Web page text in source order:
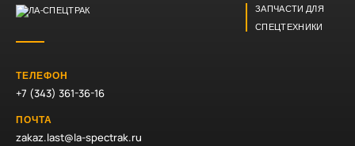
ЗАПЧАСТИ ДЛЯ
СПЕЦТЕХНИКИ
ТЕЛЕФОН
+7 (343) 361-36-16
ПОЧТА
zakaz.last@la-spectrak.ru